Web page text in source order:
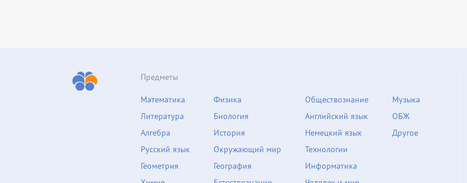
Предметы
Математика
Литература
Алгебра
Русский язык
Геометрия
Физика
Биология
История
Окружающий мир
География
Обществознание
Английский язык
Немецкий язык
Технологии
Информатика
Музыка
ОБЖ
Другое